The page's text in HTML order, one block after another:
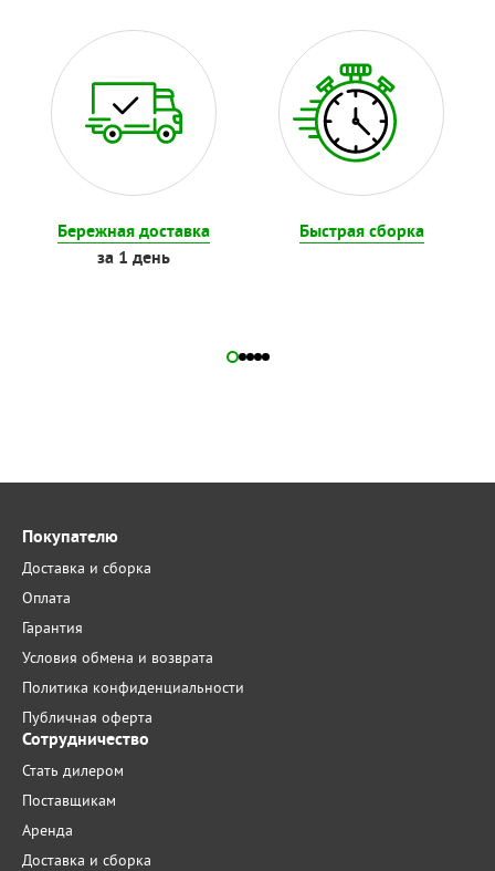
Бережная доставка
за 1 день
Быстрая сборка
Покупателю
Доставка и сборка
Оплата
Гарантия
Условия обмена и возврата
Политика конфиденциальности
Публичная оферта
Сотрудничество
Стать дилером
Поставщикам
Аренда
Доставка и сборка